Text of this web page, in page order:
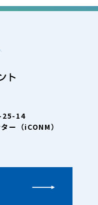
25-14
ー（iCONM）